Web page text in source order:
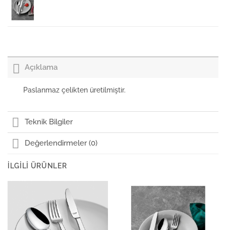
Kılıçlar Monaco Yemek Kaşık 3 mm
Açıklama
Paslanmaz çelikten üretilmiştir.
Teknik Bilgiler
Değerlendirmeler (0)
İLGILI ÜRÜNLER